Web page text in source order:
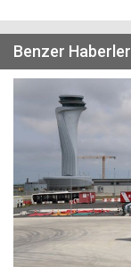
Benzer Haberler